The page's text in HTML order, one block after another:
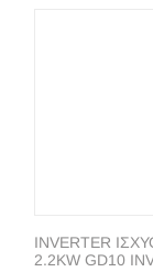
INVERTER
2.2KW GD10